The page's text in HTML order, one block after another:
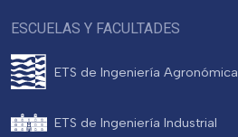
ESCUELAS Y FACULTADES
ETS de Ingeniería Agronómica
ETS de Ingeniería Industrial